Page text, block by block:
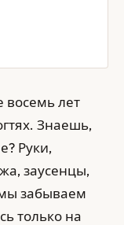
восемь лет
Знаешь,
Руки,
заусенцы,
забываем
только на